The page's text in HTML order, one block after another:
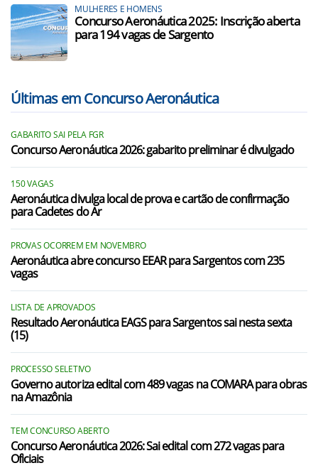
MULHERES E HOMENS
Concurso Aeronáutica 2025: Inscrição aberta
para 194 vagas de Sargento
Últimas em Concurso Aeronáutica
GABARITO SAI PELA FGR
Concurso Aeronáutica 2026: gabarito preliminar é divulgado
150 VAGAS
Aeronáutica divulga local de prova e cartão de confirmação
para Cadetes do Ar
PROVAS OCORREM EM NOVEMBRO
Aeronáutica abre concurso EEAR para Sargentos com 235
vagas
LISTA DE APROVADOS
Resultado Aeronáutica EAGS para Sargentos sai nesta sexta
(15)
PROCESSO SELETIVO
Governo autoriza edital com 489 vagas na COMARA para obras
na Amazônia
TEM CONCURSO ABERTO
Concurso Aeronáutica 2026: Sai edital com 272 vagas para
Oficiais